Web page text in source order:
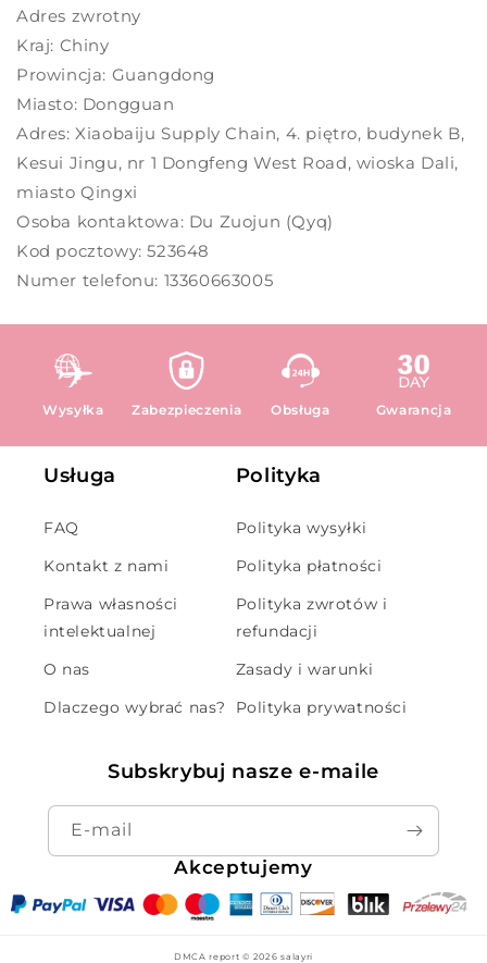
Adres zwrotny
Kraj: Chiny
Prowincja: Guangdong
Miasto: Dongguan
Adres: Xiaobaiju Supply Chain, 4. piętro, budynek B,
Kesui Jingu, nr 1 Dongfeng West Road, wioska Dali,
miasto Qingxi
Osoba kontaktowa: Du Zuojun (Qyq)
Kod pocztowy: 523648
Numer telefonu: 13360663005
Wysyłka Zabezpieczenia Obsługa Gwarancja
Usługa
FAQ
Kontakt z nami
Prawa własności
intelektualnej
O nas
Dlaczego wybrać nas?
Polityka
Polityka wysyłki
Polityka płatności
Polityka zwrotów i
refundacji
Zasady i warunki
Polityka prywatności
Subskrybuj nasze e-maile
E-mail
Akceptujemy
DMCA report © 2026salayri